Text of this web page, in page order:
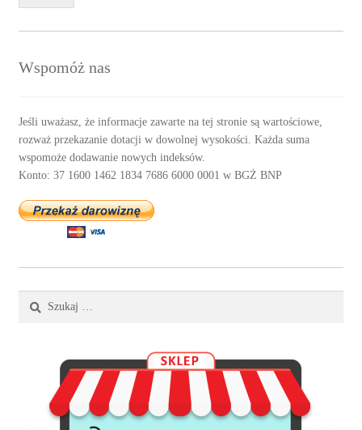
Wspomóż nas
Jeśli uważasz, że informacje zawarte na tej stronie są wartościowe,
rozważ przekazanie dotacji w dowolnej wysokości. Każda suma
wspomoże dodawanie nowych indeksów.
Konto: 37 1600 1462 1834 7686 6000 0001 w BGŻ BNP